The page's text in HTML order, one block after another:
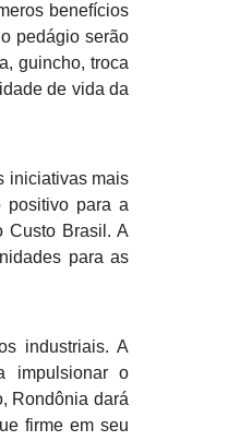
benefícios
pedágio serão
guincho, troca
de vida da
iniciativas mais
positivo para a
Custo Brasil. A
para as
industriais. A
impulsionar o
Rondônia dará
firme em seu